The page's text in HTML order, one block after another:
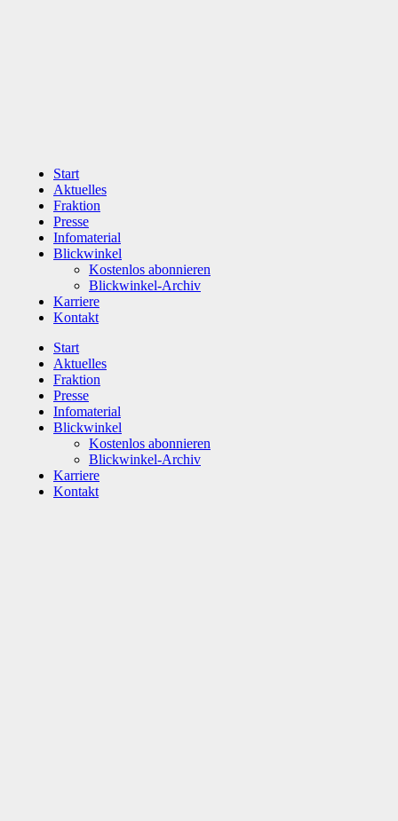
Start
Aktuelles
Fraktion
Presse
Infomaterial
Blickwinkel
Kostenlos abonnieren
Blickwinkel-Archiv
Karriere
Kontakt
Start
Aktuelles
Fraktion
Presse
Infomaterial
Blickwinkel
Kostenlos abonnieren
Blickwinkel-Archiv
Karriere
Kontakt